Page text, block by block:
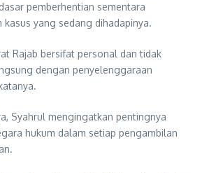
pemberhentian sementara
kasus yang sedang dihadapinya.
Rajab bersifat personal dan tidak
dengan penyelenggaraan
Syahrul mengingatkan pentingnya
hukum dalam setiap pengambilan